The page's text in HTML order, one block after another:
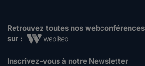
Retrouvez toutes nos webconférences
sur :
Inscrivez-vous à notre Newsletter